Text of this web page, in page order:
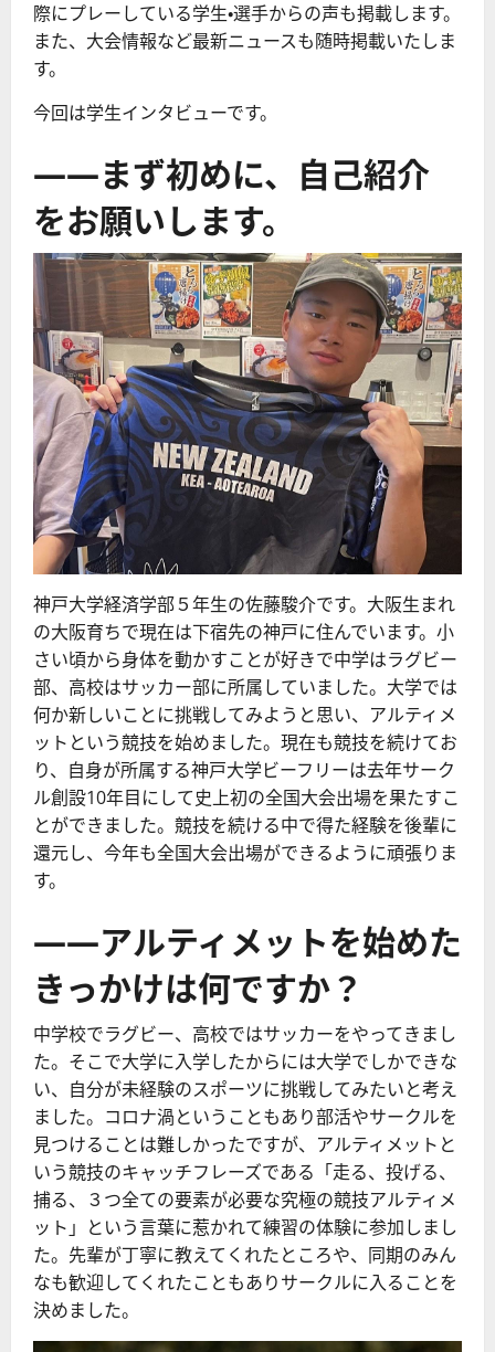
際にプレーしている学生・選手からの声も掲載します。
また、大会情報など最新ニュースも随時掲載いたしま
す。
今回は学生インタビューです。
――まず初めに、自己紹介
をお願いします。
神戸大学経済学部５年生の佐藤駿介です。大阪生まれ
の大阪育ちで現在は下宿先の神戸に住んでいます。小
さい頃から身体を動かすことが好きで中学はラグビー
部、高校はサッカー部に所属していました。大学では
何か新しいことに挑戦してみようと思い、アルティメ
ットという競技を始めました。現在も競技を続けてお
り、自身が所属する神戸大学ビーフリーは去年サーク
ル創設10年目にして史上初の全国大会出場を果たすこ
とができました。競技を続ける中で得た経験を後輩に
還元し、今年も全国大会出場ができるように頑張りま
す。
――アルティメットを始めた
きっかけは何ですか？
中学校でラグビー、高校ではサッカーをやってきまし
た。そこで大学に入学したからには大学でしかできな
い、自分が未経験のスポーツに挑戦してみたいと考え
ました。コロナ渦ということもあり部活やサークルを
見つけることは難しかったですが、アルティメットと
いう競技のキャッチフレーズである「走る、投げる、
捕る、３つ全ての要素が必要な究極の競技アルティメ
ット」という言葉に惹かれて練習の体験に参加しまし
た。先輩が丁寧に教えてくれたところや、同期のみん
なも歓迎してくれたこともありサークルに入ることを
決めました。